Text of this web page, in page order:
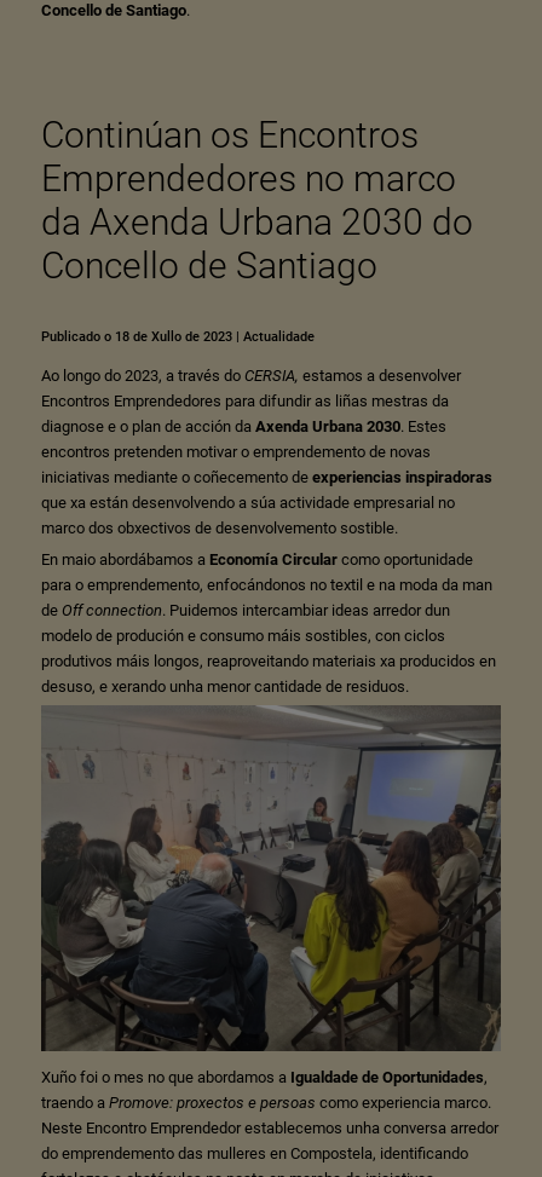
Concello de Santiago.
Continúan os Encontros
Emprendedores no marco
da Axenda Urbana 2030 do
Concello de Santiago
Publicado o 18 de Xullo de 2023| Actualidade
Ao longo do 2023, a través do CERSIA, estamos a desenvolver
Encontros Emprendedores para difundir as liñas mestras da
diagnose e o plan de acción da Axenda Urbana 2030. Estes
encontros pretenden motivar o emprendemento de novas
iniciativas mediante o coñecemento de experiencias inspiradoras
que xa están desenvolvendo a súa actividade empresarial no
marco dos obxectivos de desenvolvemento sostible.
En maio abordábamos a Economía Circularcomo oportunidade
para o emprendemento, enfocándonos no textil e na moda da man
de Off connection. Puidemos intercambiar ideas arredor dun
modelo de produción e consumo máis sostibles, con ciclos
produtivos máis longos, reaproveitando materiais xa producidos en
desuso, e xerando unha menor cantidade de residuos.
Xuño foi o mes no que abordamos a Igualdade de Oportunidades,
traendo a Promove: proxectos e persoas como experiencia marco.
Neste Encontro Emprendedor establecemos unha conversa arredor
do emprendemento das mulleres en Compostela, identificando